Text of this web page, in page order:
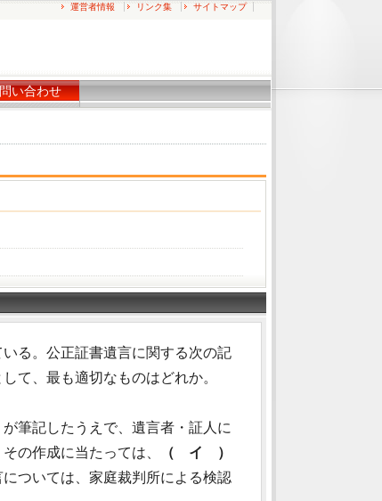
運営者情報 リンク集 サイトマップ
い合わせ
る。公正証書遺言に関する次の記
て、最も適切なものはどれか。
が筆記したうえで、遺言者・証人に
の作成に当たっては、
（ イ ）
ついては、家庭裁判所による検認